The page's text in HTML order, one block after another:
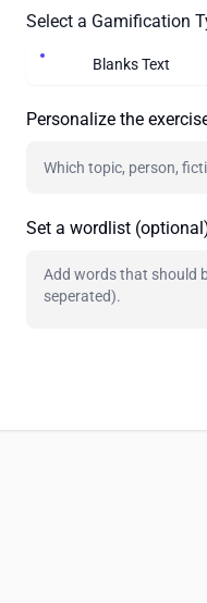
Select a Gamification
Blanks Text
Personalize the
Set a wordlist